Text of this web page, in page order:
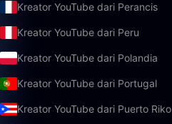
Kreator YouTube dari Perancis
Kreator YouTube dari Peru
Kreator YouTube dari Polandia
Kreator YouTube dari Portugal
Kreator YouTube dari Puerto Riko